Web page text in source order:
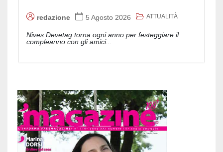
redazione 5 Agosto 2026 ATTUALITÀ
Nives Devetag torna ogni anno per festeggiare il
compleanno con gli amici...